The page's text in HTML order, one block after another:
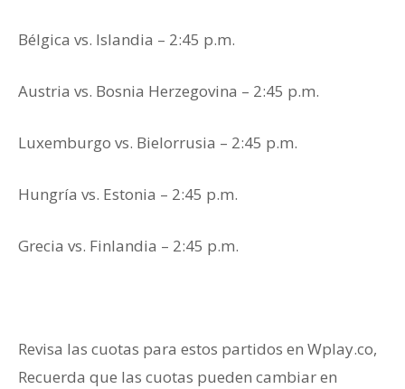
Bélgica vs. Islandia – 2:45 p.m.
Austria vs. Bosnia Herzegovina – 2:45 p.m.
Luxemburgo vs. Bielorrusia – 2:45 p.m.
Hungría vs. Estonia – 2:45 p.m.
Grecia vs. Finlandia – 2:45 p.m.
Revisa las cuotas para estos partidos en Wplay.co,
Recuerda que las cuotas pueden cambiar en